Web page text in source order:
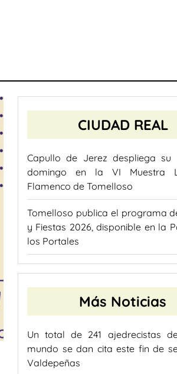
CIUDAD REAL
Capullo de Jerez despliega su
domingo en la VI Muestra
Flamenco de Tomelloso
Tomelloso publica el programa
y Fiestas 2026, disponible en la
los Portales
Más Noticias
Un total de 241 ajedrecistas
mundo se dan cita este fin de
Valdepeñas